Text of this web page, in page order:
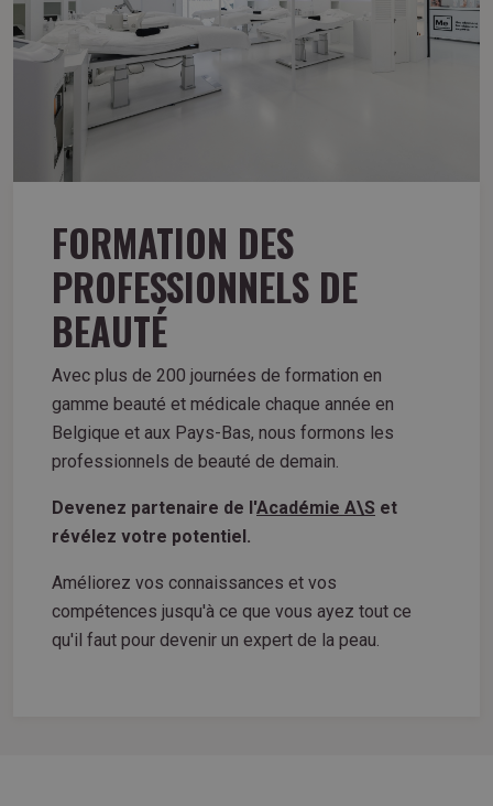
FORMATION DES
PROFESSIONNELS DE
BEAUTÉ
Avec plus de 200 journées de formation en
gamme beauté et médicale chaque année en
Belgique et aux Pays-Bas, nous formons les
professionnels de beauté de demain.
Devenez partenaire de l'Académie A\S et
révélez votre potentiel.
Améliorez vos connaissances et vos
compétences jusqu'à ce que vous ayez tout ce
qu'il faut pour devenir un expert de la peau.